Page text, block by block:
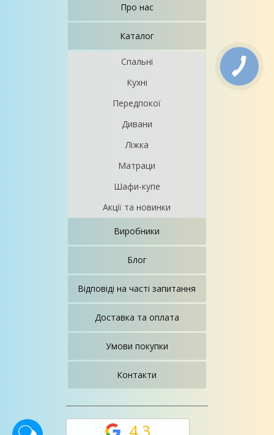
Про нас
Каталог
Спальні
Кухні
Передпокої
Дивани
Ліжка
Матраци
Шафи-купе
Акції та новинки
Виробники
Блог
Відповіді на часті запитання
Доставка та оплата
Умови покупки
Контакти
4,3